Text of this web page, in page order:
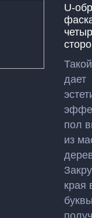
U-
дает
пол
из
края